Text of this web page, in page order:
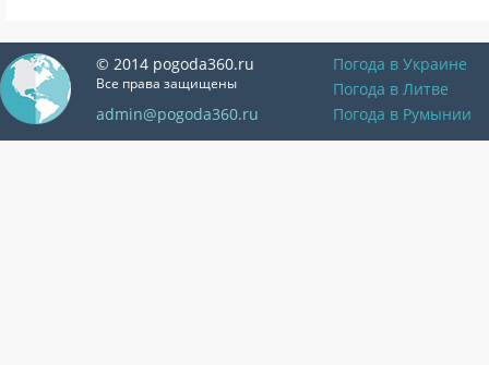
© 2014 pogoda360.ru
Все права защищены
admin@pogoda360.ru
Погода в Украине
Погода в Литве
Погода в Румынии